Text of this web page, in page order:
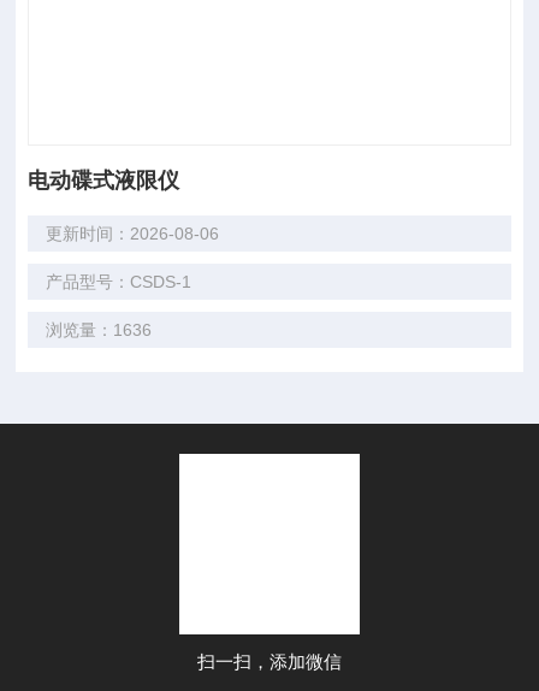
电动碟式液限仪
更新时间：2026-08-06
产品型号：CSDS-1
浏览量：1636
扫一扫，添加微信